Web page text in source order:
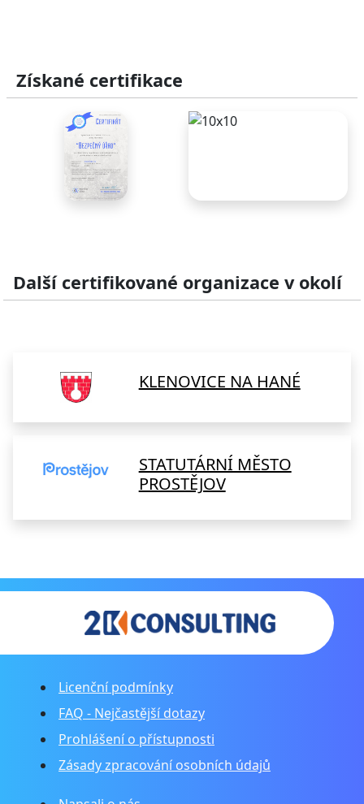
Získané certifikace
Další certifikované organizace v okolí
KLENOVICE NA HANÉ
STATUTÁRNÍ MĚSTO
PROSTĚJOV
Licenční podmínky
FAQ - Nejčastější dotazy
Prohlášení o přístupnosti
Zásady zpracování osobních údajů